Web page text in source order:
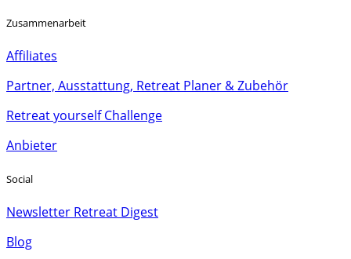
Zusammenarbeit
Affiliates
Partner, Ausstattung, Retreat Planer & Zubehör
Retreat yourself Challenge
Anbieter
Social
Newsletter Retreat Digest
Blog